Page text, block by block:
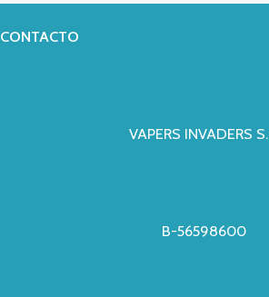
CONTACTO
VAPERS INVADERS
B-56598600